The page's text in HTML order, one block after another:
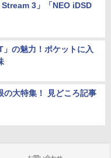
3」「NEO iDSD
」の魅力！ポケットに入
の大特集！ 見どころ記事